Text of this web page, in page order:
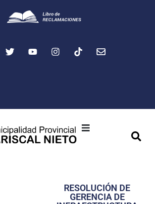
Transparencia
RESOLUCIÓN DE
GERENCIA DE